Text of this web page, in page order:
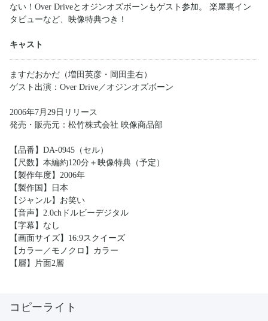
ない！Over Driveとオジンオズボーンもゲスト参加。 楽屋裏イン
タビューなど、映像特典つき！
キャスト
ますだおかだ（増田英彦・岡田圭右）
ゲスト出演：Over Drive／オジンオズボーン
2006年7月29日リリース
発売・販売元：松竹株式会社 映像商品部
【品番】DA-0945（セル）
【尺数】本編約120分＋映像特典（予定）
【製作年度】2006年
【製作国】日本
【ジャンル】お笑い
【音声】2.0chドルビーデジタル
【字幕】なし
【画面サイズ】16:9スクイーズ
【カラー／モノクロ】カラー
【層】片面2層
コピーライト